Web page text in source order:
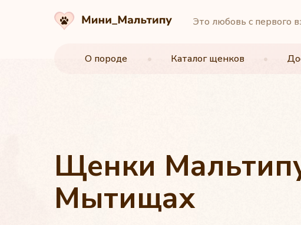
Это любовь с первого
О породе Каталог щенков
• •
О породе Каталог щенков
• •
Щенки
Мытищах